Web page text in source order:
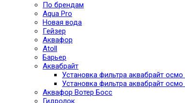
По брендам
Aqua Pro
Новая вода
Гейзер
Аквафор
Atoll
Барьер
Аквабрайт
Установка фильтра аквабрайт осмо
Установка фильтра аквабрайт осмо
Аквафор Вотер Босс
Гидролок